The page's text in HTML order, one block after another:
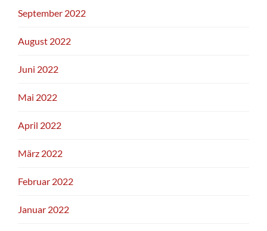
September 2022
August 2022
Juni 2022
Mai 2022
April 2022
März 2022
Februar 2022
Januar 2022